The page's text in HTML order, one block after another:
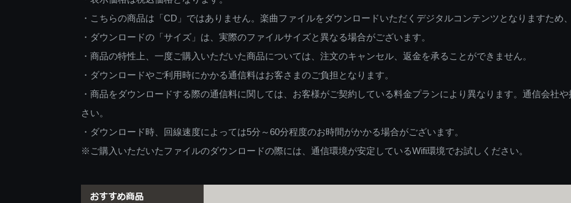
・こちらの商品は「CD」ではありません。楽曲ファイルをダウンロードいただくデジタルコンテンツとなりますため
・ダウンロードの「サイズ」は、実際のファイルサイズと異なる場合がございます。
・商品の特性上、一度ご購入いただいた商品については、注文のキャンセル、返金を承ることができません。
・ダウンロードやご利用時にかかる通信料はお客さまのご負担となります。
・商品をダウンロードする際の通信料に関しては、お客様がご契約している料金プランにより異なります。通信会社
さい。
・ダウンロード時、回線速度によっては5分～60分程度のお時間がかかる場合がございます。
※ご購入いただいたファイルのダウンロードの際には、通信環境が安定しているWifi環境でお試しください。